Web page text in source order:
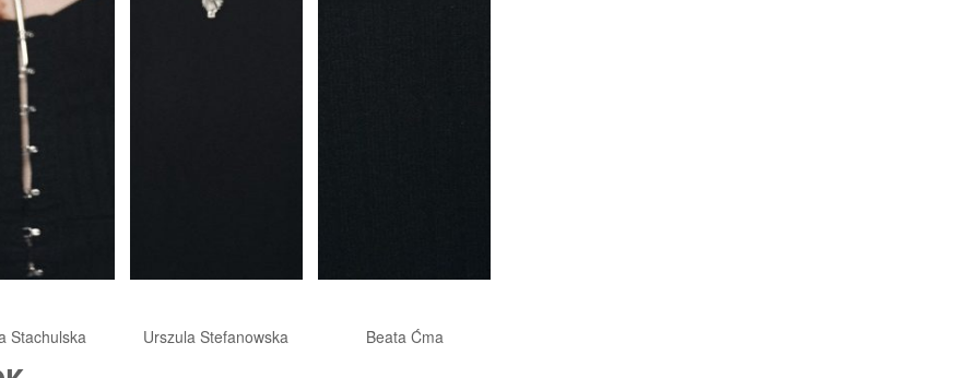
Stachulska Urszula Stefanowska Beata Ćma